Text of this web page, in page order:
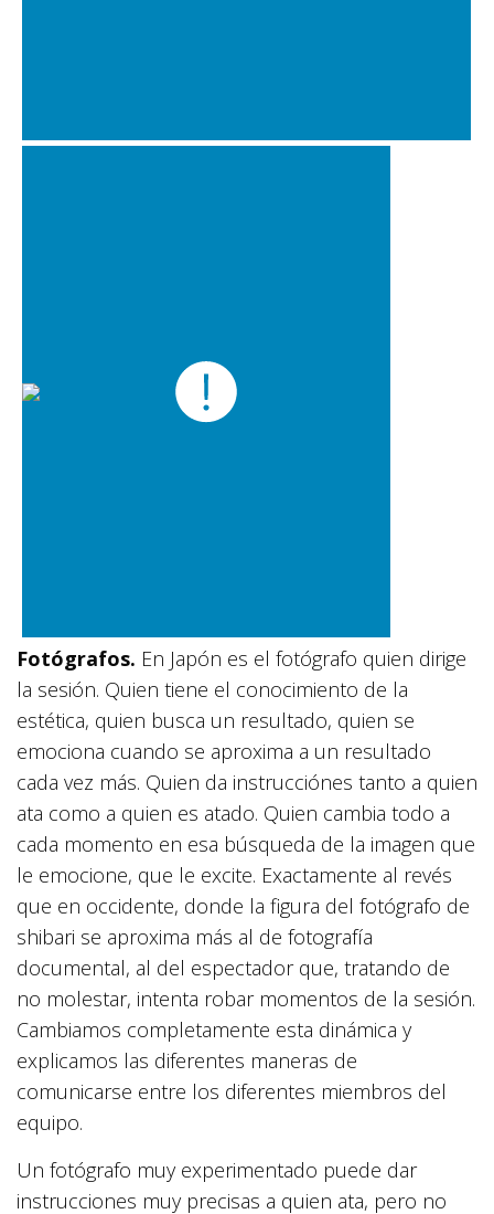
Fotógrafos. En Japón es el fotógrafo quien dirige
la sesión. Quien tiene el conocimiento de la
estética, quien busca un resultado, quien se
emociona cuando se aproxima a un resultado
cada vez más. Quien da instrucciónes tanto a quien
ata como a quien es atado. Quien cambia todo a
cada momento en esa búsqueda de la imagen que
le emocione, que le excite. Exactamente al revés
que en occidente, donde la figura del fotógrafo de
shibari se aproxima más al de fotografía
documental, al del espectador que, tratando de
no molestar, intenta robar momentos de la sesión.
Cambiamos completamente esta dinámica y
explicamos las diferentes maneras de
comunicarse entre los diferentes miembros del
equipo.
Un fotógrafo muy experimentado puede dar
instrucciones muy precisas a quien ata, pero no